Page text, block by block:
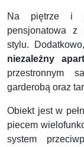
Na piętrze i
pensjonatowa z
stylu.
niezależny
przestronnym
garderobą oraz
Obiekt jest w
piecem
system